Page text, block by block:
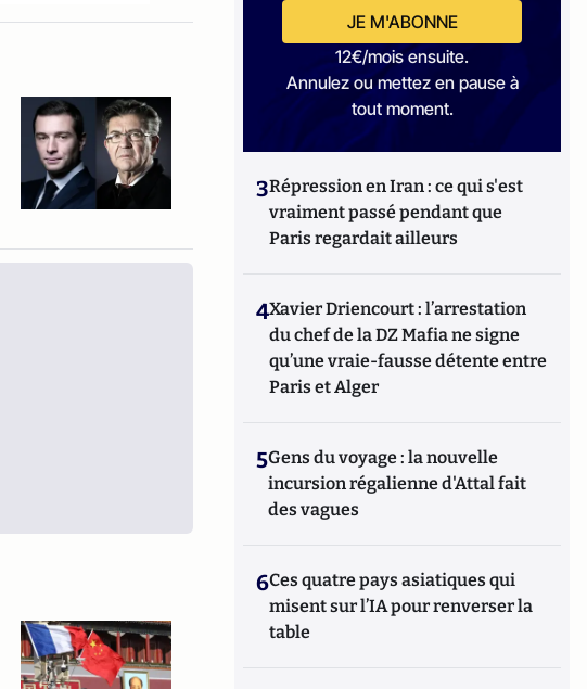
JE M'ABONNE
12€/mois ensuite.
Annulez ou mettez en pause à
tout moment.
3Répression en Iran : ce qui s'est
vraiment passé pendant que
Paris regardait ailleurs
4Xavier Driencourt : l’arrestation
du chef de la DZ Mafia ne signe
qu’une vraie-fausse détente entre
Paris et Alger
5Gens du voyage : la nouvelle
incursion régalienne d'Attal fait
des vagues
6Ces quatre pays asiatiques qui
misent sur l’IA pour renverser la
table